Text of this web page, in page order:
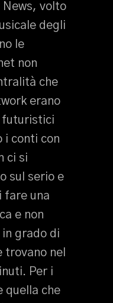
volto
degli
le
non
che
erano
futuristici
i conti con
ci si
sul serio e
fare una
e non
in grado di
trovano nel
Per i
quella che